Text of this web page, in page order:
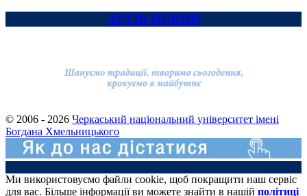
АРХІВ НОВИН
© 2006 - 2026 Черкаський національний університет імені
Богдана Хмельницького
Ми використовуємо файли cookie, щоб покращити наш сервіс
для вас. Більше інформації ви можете знайти в нашій політиці